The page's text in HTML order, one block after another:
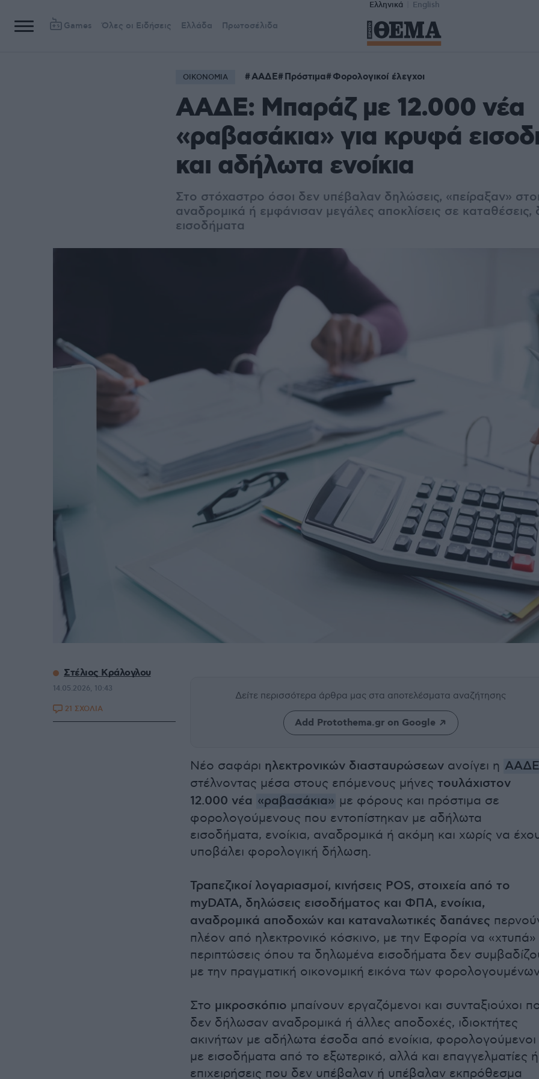
Ελληνικά English
Games Όλες οι Ειδήσεις Ελλάδα Πρωτοσέλιδα
ΟΙΚΟΝΟΜΙΑ ΑΑΔΕ Πρόστιμα Φορολογικοί έλεγχοι
ΑΑΔΕ: Μπαράζ με 12.000 νέα
«ραβασάκια» για κρυφά
και αδήλωτα ενοίκια
Στο στόχαστρο όσοι δεν υπέβαλαν δηλώσεις, «πείραξαν»
αναδρομικά ή εμφάνισαν μεγάλες αποκλίσεις σε καταθέσεις,
εισοδήματα
Δείτε περισσότερα άρθρα μας στα αποτελέσματα αναζήτησης
Add Protothema.gr on Google
Νέο σαφάρι ηλεκτρονικών διασταυρώσεων ανοίγει η ΑΑΔΕ
στέλνοντας μέσα στους επόμενους μήνες τουλάχιστον
12.000 νέα «ραβασάκια» με φόρους και πρόστιμα σε
φορολογούμενους που εντοπίστηκαν με αδήλωτα
εισοδήματα, ενοίκια, αναδρομικά ή ακόμη και χωρίς να
υποβάλει φορολογική δήλωση.
Τραπεζικοί λογαριασμοί, κινήσεις POS, στοιχεία από το
myDATA, δηλώσεις εισοδήματος και ΦΠΑ, ενοίκια,
αναδρομικά αποδοχών και καταναλωτικές δαπάνες
πλέον από ηλεκτρονικό κόσκινο, με την Εφορία να «χτυπά»
περιπτώσεις όπου τα δηλωμένα εισοδήματα δεν
με την πραγματική οικονομική εικόνα των
Στο μικροσκόπιο μπαίνουν εργαζόμενοι και συνταξιούχοι
δεν δήλωσαν αναδρομικά ή άλλες αποδοχές, ιδιοκτήτες
ακινήτων με αδήλωτα έσοδα από ενοίκια, φορολογούμενοι
με εισοδήματα από το εξωτερικό, αλλά και επαγγελματίες ή
επιχειρήσεις που δεν υπέβαλαν ή υπέβαλαν εκπρόθεσμα
Στέλιος Κράλογλου
14.05.2026, 10:43
21 ΣΧΟΛΙΑ